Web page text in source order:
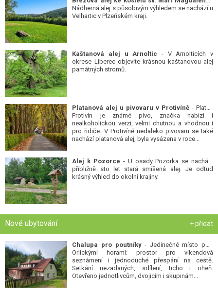
Nádherná alej s působivým výhledem se nachází u
Velhartic v Plzeňském kraji.
Kaštanová alej u Arnoltic - V Arnolticích v
okrese Liberec objevíte krásnou kaštanovou alej
památných stromů.
Platanová alej u pivovaru v Protivíně - Platan
Protivín je známé pivo, značka nabízí i
nealkoholickou verzi, velmi chutnou a vhodnou i
pro řidiče. V Protivíně nedaleko pivovaru se také
nachází platanová alej, byla vysázena v roce...
Alej k Pozorce - U osady Pozorka se nachází
přibližně sto let stará smíšená alej. Je odtud
krásný výhled do okolní krajiny.
Nové ubytování + přidat
Chalupa pro poutníky- Jedinečné místo pod
Orlickými horami: prostor pro víkendová
seznámení i jednoduché přespání na cestě.
Setkání nezadaných, sdílení, ticho i oheň.
Otevřeno jednotlivcům, dvojicím i skupinám...